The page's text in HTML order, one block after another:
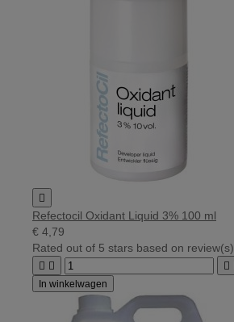

Refectocil Oxidant Liquid 3% 100 ml
€ 4,79
Rated out of 5 stars based on review(s)
  
In winkelwagen